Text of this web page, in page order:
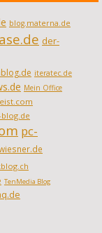
blog.materna.de
der-
iteratec.de
Mein Office
pc-
TenMedia Blog